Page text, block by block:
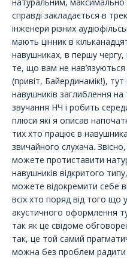
справді закладається в
інженери різних
мають цінник в
навушниках, в першу
те, що вам не нав’язуються
(привіт, Байердинамік!),
навушників заглиблення
звучання НЧ і робить
плюси які я описав
тих хто працює в
звичайного слухача.
можете протиставити
навушників відкритого
можете відокремити себе
всіх хто поряд від того що
акустичного оформлення
так як це свідоме
так, це той самий
можна без проблем радити